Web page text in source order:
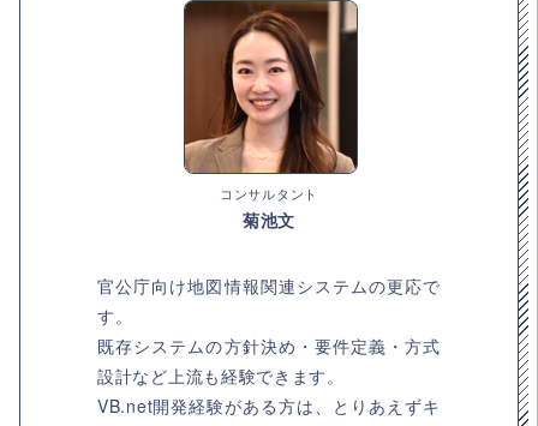
コンサルタント
菊池文
官公庁向け地図情報関連システムの更応で
す。
既存システムの方針決め・要件定義・方式
設計など上流も経験できます。
VB.net開発経験がある方は、とりあえずキ